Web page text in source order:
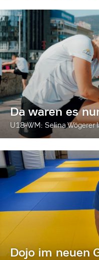
Da waren es
U18-WM: Selina Wögerer
Dojo im neuen